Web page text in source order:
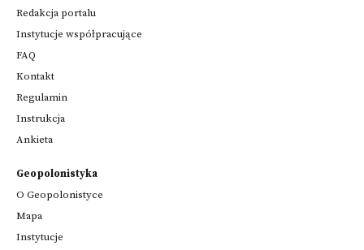
Redakcja portalu
Instytucje współpracujące
FAQ
Kontakt
Regulamin
Instrukcja
Ankieta
Geopolonistyka
O Geopolonistyce
Mapa
Instytucje